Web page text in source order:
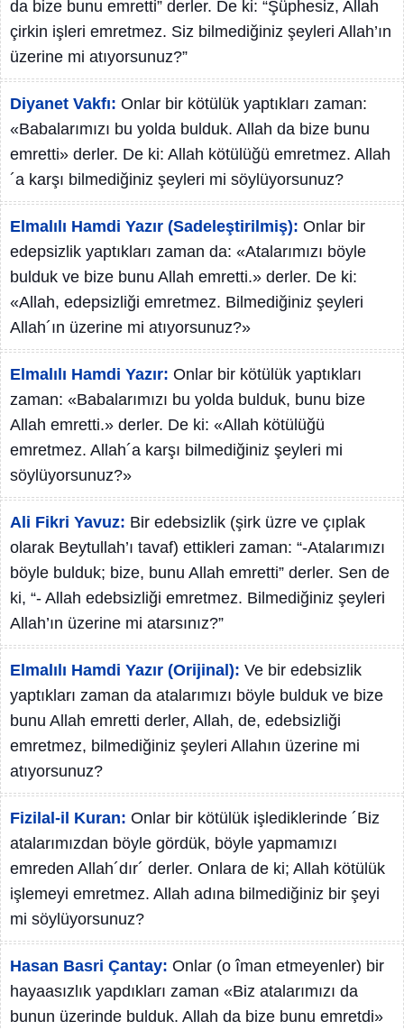
da bize bunu emretti” derler. De ki: “Şüphesiz, Allah
çirkin işleri emretmez. Siz bilmediğiniz şeyleri Allah’ın
üzerine mi atıyorsunuz?”
Diyanet Vakfı: Onlar bir kötülük yaptıkları zaman:
«Babalarımızı bu yolda bulduk. Allah da bize bunu
emretti» derler. De ki: Allah kötülüğü emretmez. Allah
´a karşı bilmediğiniz şeyleri mi söylüyorsunuz?
Elmalılı Hamdi Yazır (Sadeleştirilmiş): Onlar bir
edepsizlik yaptıkları zaman da: «Atalarımızı böyle
bulduk ve bize bunu Allah emretti.» derler. De ki:
«Allah, edepsizliği emretmez. Bilmediğiniz şeyleri
Allah´ın üzerine mi atıyorsunuz?»
Elmalılı Hamdi Yazır: Onlar bir kötülük yaptıkları
zaman: «Babalarımızı bu yolda bulduk, bunu bize
Allah emretti.» derler. De ki: «Allah kötülüğü
emretmez. Allah´a karşı bilmediğiniz şeyleri mi
söylüyorsunuz?»
Ali Fikri Yavuz: Bir edebsizlik (şirk üzre ve çıplak
olarak Beytullah’ı tavaf) ettikleri zaman: “-Atalarımızı
böyle bulduk; bize, bunu Allah emretti” derler. Sen de
ki, “- Allah edebsizliği emretmez. Bilmediğiniz şeyleri
Allah’ın üzerine mi atarsınız?”
Elmalılı Hamdi Yazır (Orijinal): Ve bir edebsizlik
yaptıkları zaman da atalarımızı böyle bulduk ve bize
bunu Allah emretti derler, Allah, de, edebsizliği
emretmez, bilmediğiniz şeyleri Allahın üzerine mi
atıyorsunuz?
Fizilal-il Kuran: Onlar bir kötülük işlediklerinde ´Biz
atalarımızdan böyle gördük, böyle yapmamızı
emreden Allah´dır´ derler. Onlara de ki; Allah kötülük
işlemeyi emretmez. Allah adına bilmediğiniz bir şeyi
mi söylüyorsunuz?
Hasan Basri Çantay: Onlar (o îman etmeyenler) bir
hayaasızlık yapdıkları zaman «Biz atalarımızı da
bunun üzerinde bulduk. Allah da bize bunu emretdi»